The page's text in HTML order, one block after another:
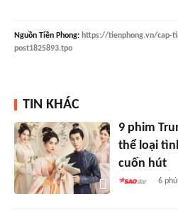
Nguồn Tiền Phong: https://tienphong.vn/cap-
post1825893.tpo
TIN KHÁC
9 phim
thể loại
cuốn hút
6